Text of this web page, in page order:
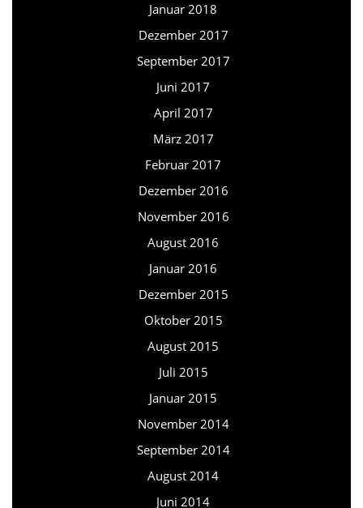
Januar 2018
Dezember 2017
September 2017
Juni 2017
April 2017
März 2017
Februar 2017
Dezember 2016
November 2016
August 2016
Januar 2016
Dezember 2015
Oktober 2015
August 2015
Juli 2015
Januar 2015
November 2014
September 2014
August 2014
Juni 2014